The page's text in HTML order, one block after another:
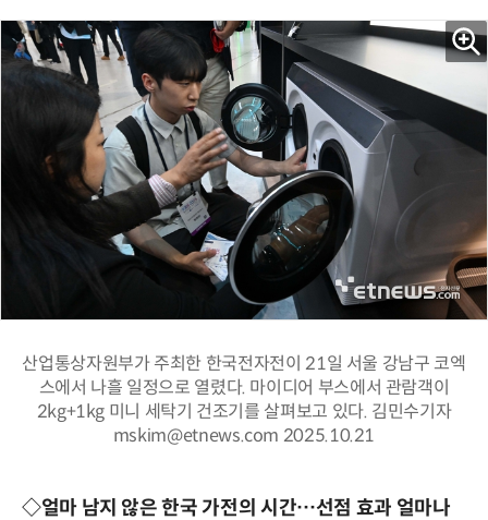
산업통상자원부가 주최한 한국전자전이 21일 서울 강남구 코엑
스에서 나흘 일정으로 열렸다. 마이디어 부스에서 관람객이
2kg+1kg 미니 세탁기 건조기를 살펴보고 있다. 김민수기자
mskim@etnews.com 2025.10.21
◇얼마 남지 않은 한국 가전의 시간…선점 효과 얼마나